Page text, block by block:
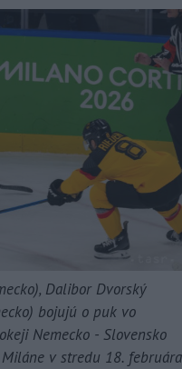
Dalibor Dvorský
bojujú o puk vo
Nemecko - Slovensko
v stredu 18. februára